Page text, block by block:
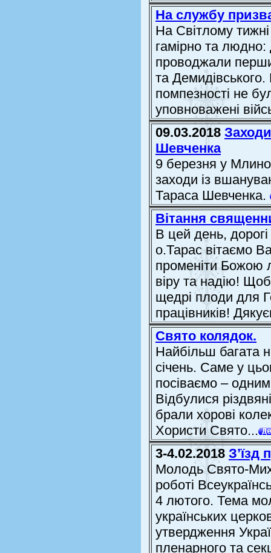
На службу
На Світлому
гамірно та людно:
проводжали
та
помпезності не
уповноважені
09.03.2018
Шевченка
9 березня у
заходи із
Тараса Шевченка.
Вітання
В цей день,
о.Тарас вітаємо
променіти Божою
віру та надію!
щедрі плоди для
працівників!
Свято колядок.
Найбільш багата
січень. Саме у
посіваємо –
Відбулися
брали хорові
Хористи Свято...
3-4.02.2018 З’їзд
Молодь Свято-
роботі
4 лютого. Тема
українських
утвердження
пленарного та